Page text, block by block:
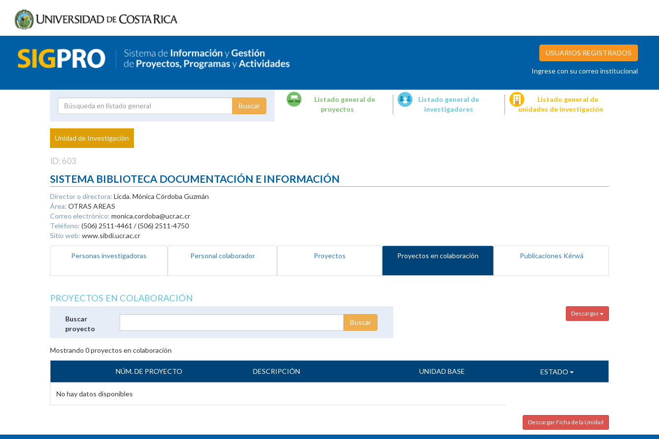
USUARIOS REGISTRADOS
Ingrese con su correo institucional
Proyecto
Investigador
Listado general de
proyectos
Listado general de
investigadores
Listado general de
unidades de investigación
Unidad de Investigación
ID: 603
SISTEMA BIBLIOTECA DOCUMENTACIÓN E INFORMACIÓN
Director o directora: Licda. Mónica Córdoba Guzmán
Área: OTRAS AREAS
Correo electrónico: monica.cordoba@ucr.ac.cr
Teléfono: (506) 2511-4461 / (506) 2511-4750
Sitio web: www.sibdi.ucr.ac.cr
Personas investigadoras Personal colaborador Proyectos Proyectos en colaboración Publicaciones Kérwá
PROYECTOS EN COLABORACIÓN
Descargas
Buscar
proyecto
Mostrando 0proyectos en colaboración
NÚM. DE PROYECTO DESCRIPCIÓN UNIDAD BASE ESTADO
No hay datos disponibles
Descargar Ficha de la Unidad